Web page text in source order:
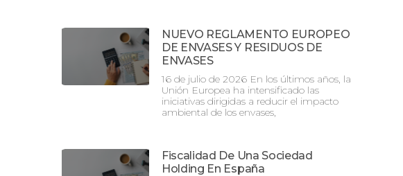
NUEVO REGLAMENTO EUROPEO
DE ENVASES Y RESIDUOS DE
ENVASES
16 de julio de 2026 En los últimos años, la
Unión Europea ha intensificado las
iniciativas dirigidas a reducir el impacto
ambiental de los envases,
Fiscalidad De Una Sociedad
Holding En España